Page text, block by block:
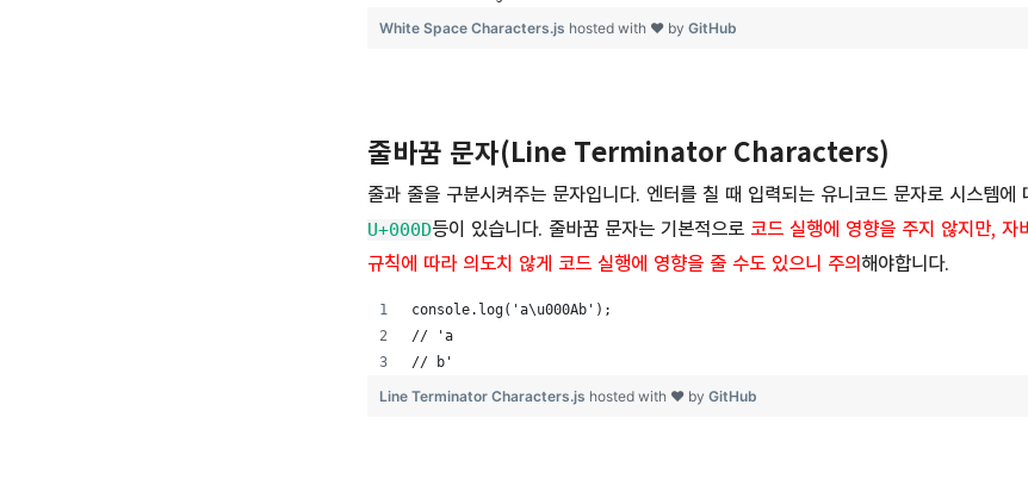
White Space Characters.js hosted with ❤ by GitHub
줄바꿈 문자(Line Terminator Characters)
줄과 줄을 구분시켜주는 문자입니다. 엔터를 칠 때 입력되는 유니코드 문자로 시스템에
U+000D등이 있습니다. 줄바꿈 문자는 기본적으로 코드 실행에 영향을 주지 않지만, 자
규칙에 따라 의도치 않게 코드 실행에 영향을 줄 수도 있으니 주의해야합니다.
console.log('a\u000Ab');
// 'a
// b'
Line Terminator Characters.js hosted with ❤ by GitHub